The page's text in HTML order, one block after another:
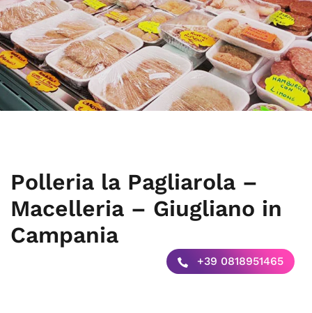
Polleria la Pagliarola –
Macelleria – Giugliano in
Campania
+39 0818951465